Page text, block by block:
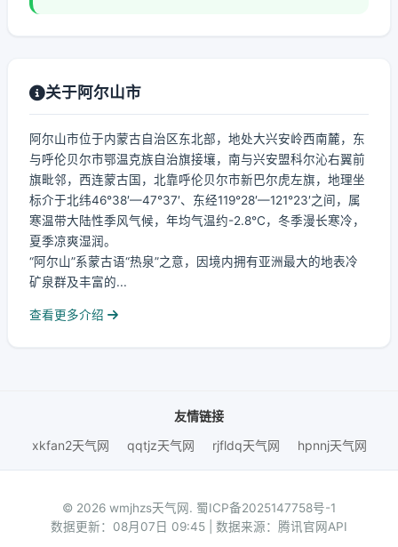
关于阿尔山市
阿尔山市位于内蒙古自治区东北部，地处大兴安岭西南麓，东
与呼伦贝尔市鄂温克族自治旗接壤，南与兴安盟科尔沁右翼前
旗毗邻，西连蒙古国，北靠呼伦贝尔市新巴尔虎左旗，地理坐
标介于北纬46°38′—47°37′、东经119°28′—121°23′之间，属
寒温带大陆性季风气候，年均气温约-2.8℃，冬季漫长寒冷，
夏季凉爽湿润。
“阿尔山”系蒙古语“热泉”之意，因境内拥有亚洲最大的地表冷
矿泉群及丰富的...
查看更多介绍
友情链接
xkfan2天气网
qqtjz天气网 rjfldq天气网 hpnnj天气网
© 2026 wmjhzs天气网. 蜀ICP备2025147758号-1
数据更新：08月07日 09:45 | 数据来源：腾讯官网API